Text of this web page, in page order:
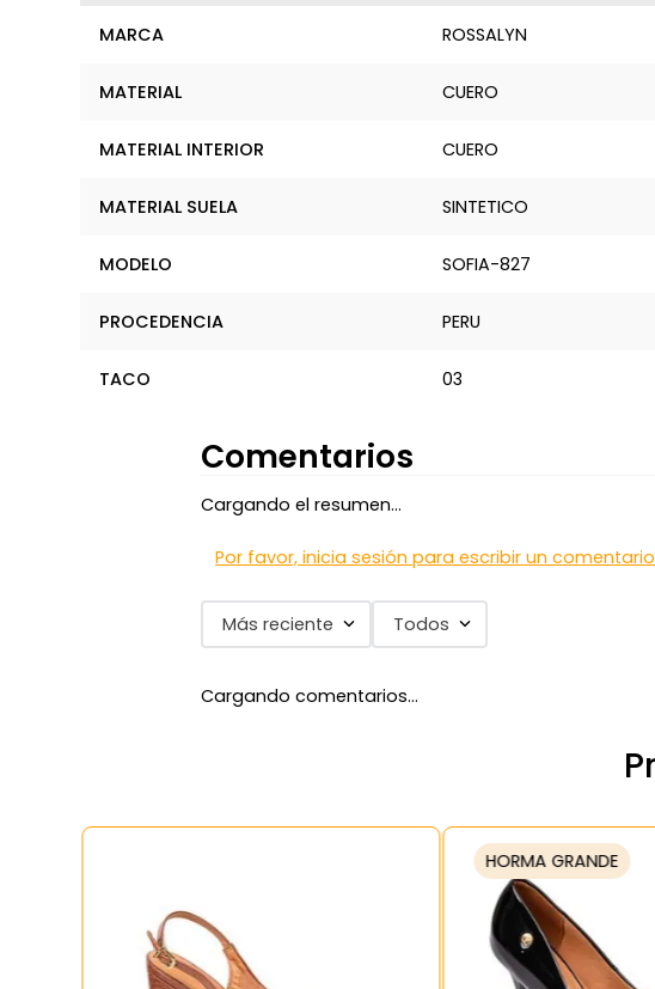
MARCA ROSSALYN
MATERIAL CUERO
MATERIAL INTERIOR CUERO
MATERIAL SUELA SINTETICO
MODELO SOFIA-827
PROCEDENCIA PERU
TACO 03
Comentarios
Cargando el resumen…
Por favor, inicia sesión para escribir un
Más reciente Todos
Cargando comentarios…
HORMA GRANDE